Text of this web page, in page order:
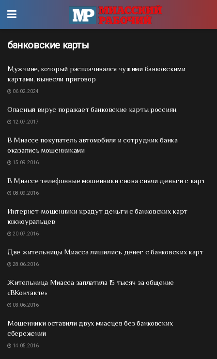
банковские карты
Мужчине, который расплачивался чужими банковскими
картами, вынесли приговор
06.02.2024
Опасный вирус поражает банковские карты россиян
12.07.2017
В Миассе покупатель автомобиля и сотрудник банка
оказались мошенниками
15.09.2016
В Миассе телефонные мошенники снова сняли деньги с карт
08.09.2016
Интернет-мошенники крадут деньги с банковских карт
южноуральцев
20.07.2016
Две жительницы Миасса лишились денег с банковских карт
28.06.2016
Жительница Миасса заплатила 15 тысяч за общение
«ВКонтакте»
03.06.2016
Мошенники оставили двух миасцев без банковских
сбережений
14.05.2016